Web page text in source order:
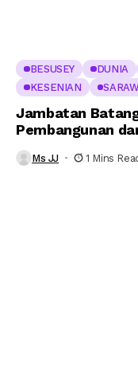
BESUSEY DUNIA
KESENIAN
Jambatan
Pembangunan
Ms JJ 1 Mins